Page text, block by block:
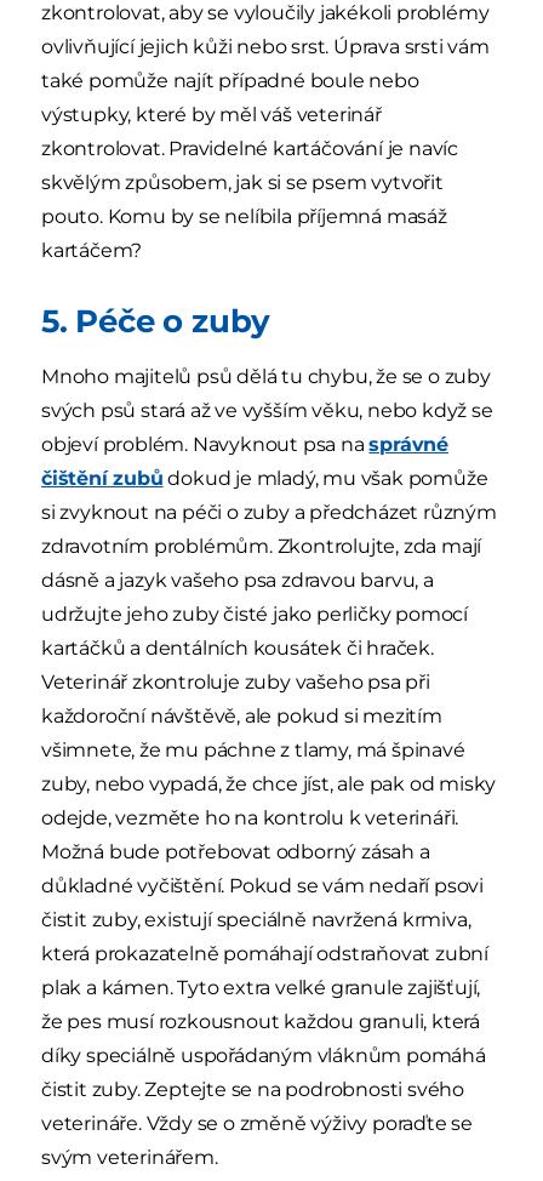
zkontrolovat, aby se vyloučily jakékoli problémy
ovlivňující jejich kůži nebo srst. Úprava srsti vám
také pomůže najít případné boule nebo
výstupky, které by měl váš veterinář
zkontrolovat. Pravidelné kartáčování je navíc
skvělým způsobem, jak si se psem vytvořit
pouto. Komu by se nelíbila příjemná masáž
kartáčem?
5. Péče o zuby
Mnoho majitelů psů dělá tu chybu, že se o zuby
svých psů stará až ve vyšším věku, nebo když se
objeví problém. Navyknout psa nasprávné
čištění zubů dokud je mladý, mu však pomůže
si zvyknout na péči o zuby a předcházet různým
zdravotním problémům. Zkontrolujte, zda mají
dásně a jazyk vašeho psa zdravou barvu, a
udržujte jeho zuby čisté jako perličky pomocí
kartáčků a dentálních kousátek či hraček.
Veterinář zkontroluje zuby vašeho psa při
každoroční návštěvě, ale pokud si mezitím
všimnete, že mu páchne z tlamy, má špinavé
zuby, nebo vypadá, že chce jíst, ale pak od misky
odejde, vezměte ho na kontrolu k veterináři.
Možná bude potřebovat odborný zásah a
důkladné vyčištění. Pokud se vám nedaří psovi
čistit zuby, existují speciálně navržená krmiva,
která prokazatelně pomáhají odstraňovat zubní
plak a kámen. Tyto extra velké granule zajišťují,
že pes musí rozkousnout každou granuli, která
díky speciálně uspořádaným vláknům pomáhá
čistit zuby. Zeptejte se na podrobnosti svého
veterináře. Vždy se o změně výživy poraďte se
svým veterinářem.